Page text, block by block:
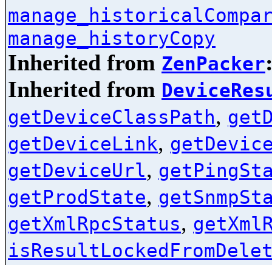
manage_historyCopy
Inherited from ZenPacker
Inherited from
getDeviceClassPath,
getDeviceLink,
getDeviceUrl,
getProdState,
getXmlRpcStatus,